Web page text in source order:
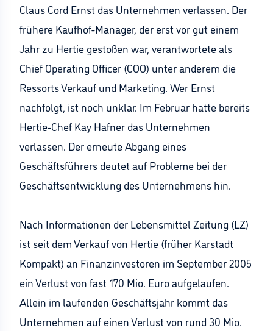
Claus Cord Ernst das Unternehmen verlassen. Der
frühere Kaufhof-Manager, der erst vor gut einem
Jahr zu Hertie gestoßen war, verantwortete als
Chief Operating Officer (COO) unter anderem die
Ressorts Verkauf und Marketing. Wer Ernst
nachfolgt, ist noch unklar. Im Februar hatte bereits
Hertie-Chef Kay Hafner das Unternehmen
verlassen. Der erneute Abgang eines
Geschäftsführers deutet auf Probleme bei der
Geschäftsentwicklung des Unternehmens hin.
Nach Informationen der Lebensmittel Zeitung (LZ)
ist seit dem Verkauf von Hertie (früher Karstadt
Kompakt) an Finanzinvestoren im September 2005
ein Verlust von fast 170 Mio. Euro aufgelaufen.
Allein im laufenden Geschäftsjahr kommt das
Unternehmen auf einen Verlust von rund 30 Mio.